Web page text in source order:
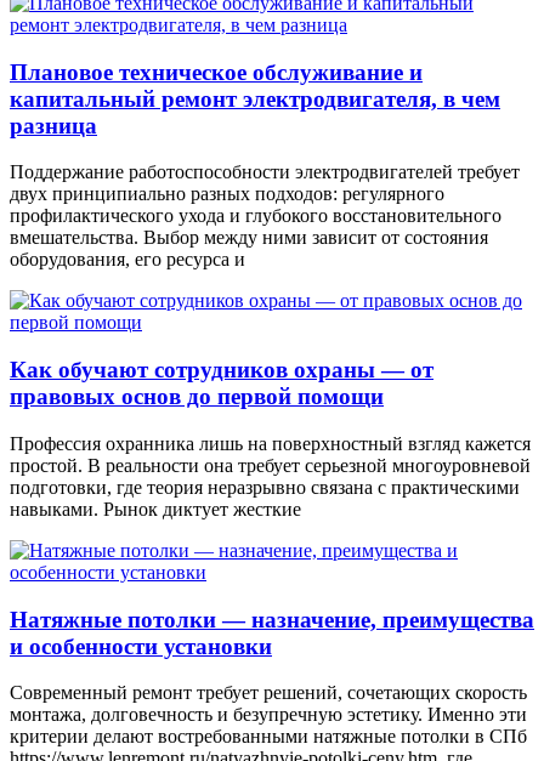
Плановое техническое обслуживание и
капитальный ремонт электродвигателя, в чем
разница
Поддержание работоспособности электродвигателей требует
двух принципиально разных подходов: регулярного
профилактического ухода и глубокого восстановительного
вмешательства. Выбор между ними зависит от состояния
оборудования, его ресурса и
Как обучают сотрудников охраны — от
правовых основ до первой помощи
Профессия охранника лишь на поверхностный взгляд кажется
простой. В реальности она требует серьезной многоуровневой
подготовки, где теория неразрывно связана с практическими
навыками. Рынок диктует жесткие
Натяжные потолки — назначение, преимущества
и особенности установки
Современный ремонт требует решений, сочетающих скорость
монтажа, долговечность и безупречную эстетику. Именно эти
критерии делают востребованными натяжные потолки в СПб